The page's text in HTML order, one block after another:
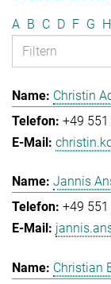
A B C D F G H
Christin
+49
Jannis
+49
Christian